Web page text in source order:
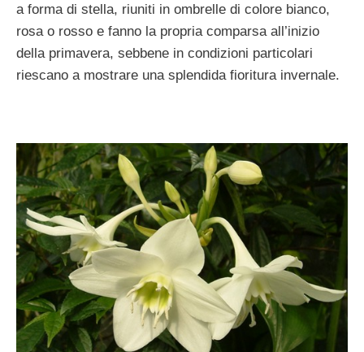
a forma di stella, riuniti in ombrelle di colore bianco,
rosa o rosso e fanno la propria comparsa all’inizio
della primavera, sebbene in condizioni particolari
riescano a mostrare una splendida fioritura invernale.